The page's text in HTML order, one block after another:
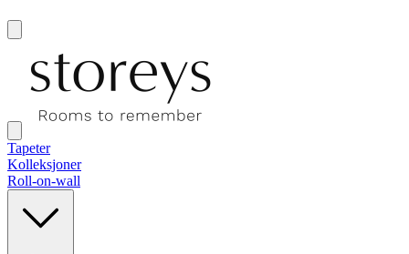
Tapeter
Kolleksjoner
Roll-on-wall